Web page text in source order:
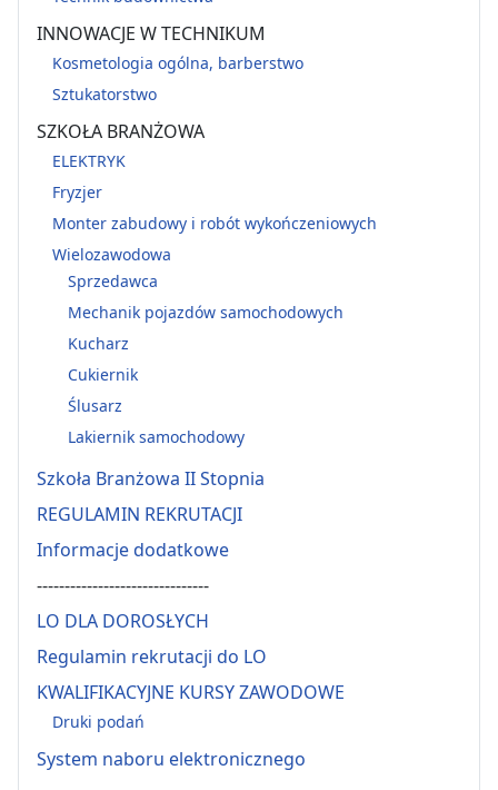
INNOWACJE W TECHNIKUM
Kosmetologia ogólna, barberstwo
Sztukatorstwo
SZKOŁA BRANŻOWA
ELEKTRYK
Fryzjer
Monter zabudowy i robót wykończeniowych
Wielozawodowa
Sprzedawca
Mechanik pojazdów samochodowych
Kucharz
Cukiernik
Ślusarz
Lakiernik samochodowy
Szkoła Branżowa II Stopnia
REGULAMIN REKRUTACJI
Informacje dodatkowe
-------------------------------
LO DLA DOROSŁYCH
Regulamin rekrutacji do LO
KWALIFIKACYJNE KURSY ZAWODOWE
Druki podań
System naboru elektronicznego